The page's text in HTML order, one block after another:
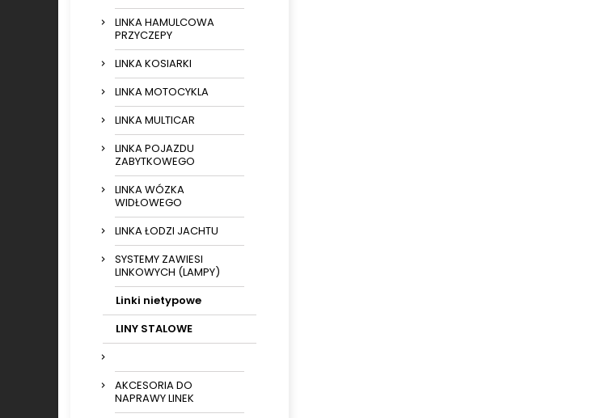
LINKA HAMULCOWA
PRZYCZEPY
LINKA KOSIARKI
LINKA MOTOCYKLA
LINKA MULTICAR
LINKA POJAZDU
ZABYTKOWEGO
LINKA WÓZKA
WIDŁOWEGO
LINKA ŁODZI JACHTU
SYSTEMY ZAWIESI
LINKOWYCH (LAMPY)
Linki nietypowe
LINY STALOWE
AKCESORIA DO
NAPRAWY LINEK